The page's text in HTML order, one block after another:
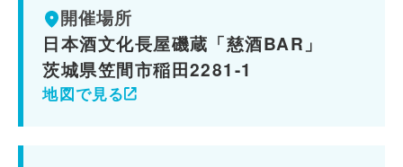
開催場所
日本酒文化長屋磯蔵「慈酒BAR」
茨城県笠間市稲田2281-1
地図で見る